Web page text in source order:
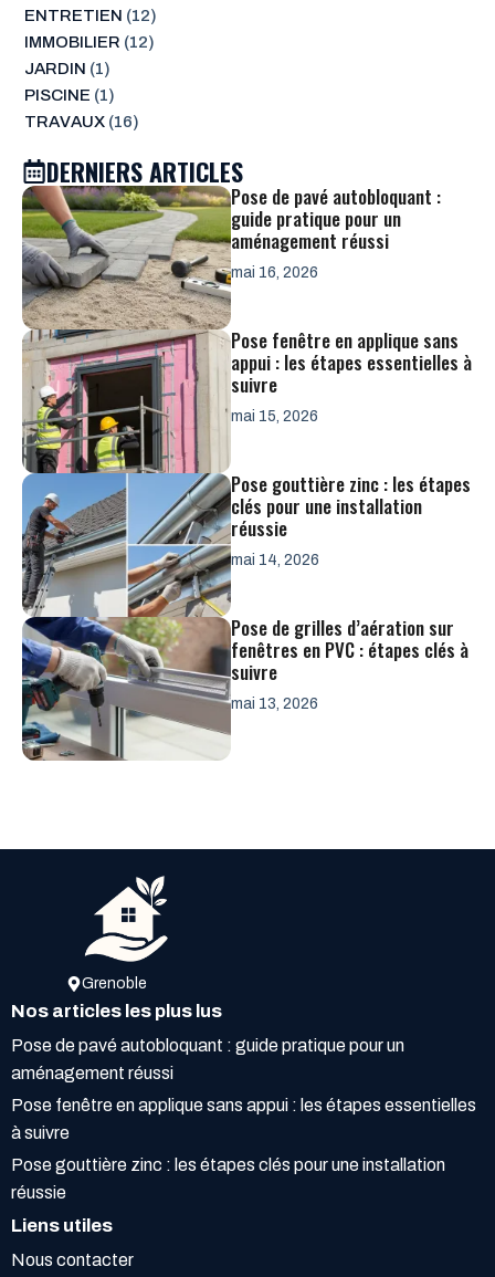
ENTRETIEN (12)
IMMOBILIER (12)
JARDIN (1)
PISCINE (1)
TRAVAUX(16)
DERNIERS ARTICLES
Pose de pavé autobloquant :
guide pratique pour un
aménagement réussi
mai 16, 2026
Pose fenêtre en applique sans
appui : les étapes essentielles à
suivre
mai 15, 2026
Pose gouttière zinc : les étapes
clés pour une installation
réussie
mai 14, 2026
Pose de grilles d’aération sur
fenêtres en PVC : étapes clés à
suivre
mai 13, 2026
Grenoble
Nos articles les plus lus
Pose de pavé autobloquant : guide pratique pour un
aménagement réussi
Pose fenêtre en applique sans appui : les étapes essentielles
à suivre
Pose gouttière zinc : les étapes clés pour une installation
réussie
Liens utiles
Nous contacter